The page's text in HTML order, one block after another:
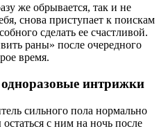
же обрывается, так и не
снова приступает к поискам
сделать ее счастливой.
раны» после очередного
время.
одноразовые интрижки
сильного пола нормально
с ним на ночь после